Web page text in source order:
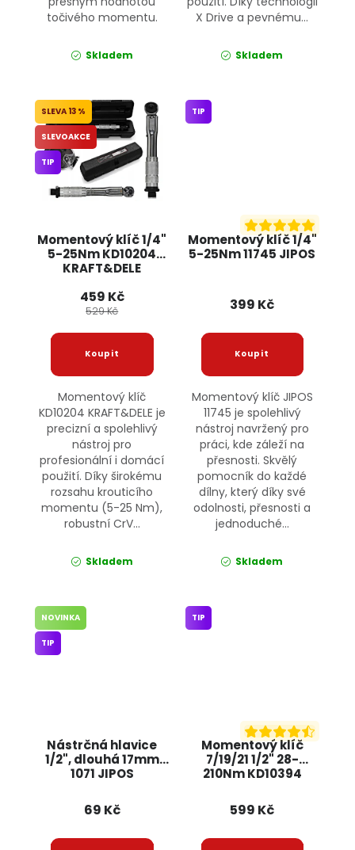
točivého momentu.
Skladem
X Drive a pevnému...
Skladem
Momentový klíč 1/4"
5-25Nm KD10204
KRAFT&DELE
13 %
SLEVOAKCE
TIP
459 Kč
529 Kč
Momentový klíč
KD10204 KRAFT&DELE je
precizní a spolehlivý
nástroj pro
profesionální i domácí
použití. Díky širokému
rozsahu krouticího
momentu (5-25 Nm),
robustní CrV...
Skladem
Momentový klíč 1/4"
5-25Nm 11745 JIPOS
TIP
399 Kč
Momentový klíč JIPOS
11745 je spolehlivý
nástroj navržený pro
práci, kde záleží na
přesnosti. Skvělý
pomocník do každé
dílny, který díky své
odolnosti, přesnosti a
jednoduché...
Skladem
Nástrčná hlavice
1/2", dlouhá 17mm
1071 JIPOS
NOVINKA
TIP
69 Kč
Momentový klíč
7/19/21 1/2" 28-
210Nm KD10394
TIP
599 Kč